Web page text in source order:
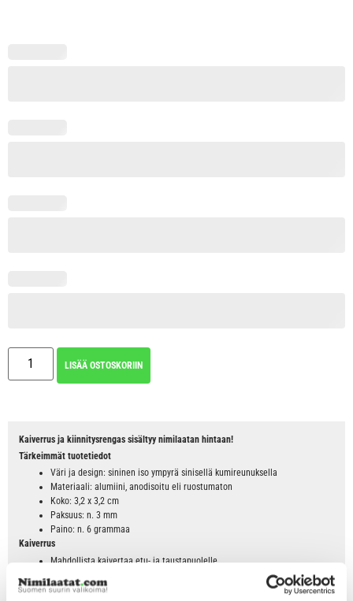
LISÄÄ OSTOSKORIIN
Kaiverrus ja kiinnitysrengas sisältyy nimilaatan hintaan!
Tärkeimmät tuotetiedot
Väri ja design: sininen iso ympyrä sinisellä kumireunuksella
Materiaali: alumiini, anodisoitu eli ruostumaton
Koko: 3,2 x 3,2 cm
Paksuus: n. 3 mm
Paino: n. 6 grammaa
Kaiverrus
Mahdollista kaivertaa etu- ja taustapuolelle
Max. 16 merkkiä/rivi